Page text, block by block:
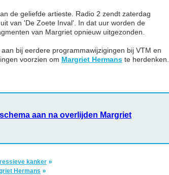
de geliefde artieste. Radio 2 zendt zaterdag
van 'De Zoete Inval'. In dat uur worden de
van Margriet opnieuw uitgezonden.
bij eerdere programmawijzigingen bij VTM en
voorzien om Margriet Hermans te herdenken.
aan na overlijden Margriet
kanker
Hermans